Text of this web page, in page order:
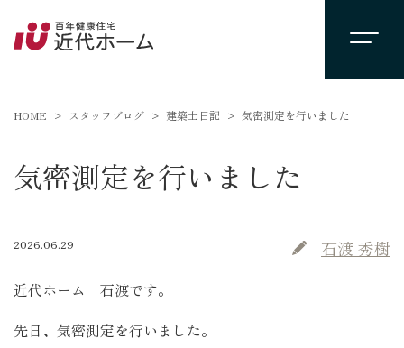
HOME スタッフブログ 建築士日記 気密測定を行いました
気密測定を行いました
2026.06.29 石渡 秀樹
近代ホーム 石渡です。
先日、気密測定を行いました。